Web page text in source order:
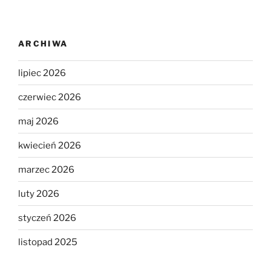
ARCHIWA
lipiec 2026
czerwiec 2026
maj 2026
kwiecień 2026
marzec 2026
luty 2026
styczeń 2026
listopad 2025